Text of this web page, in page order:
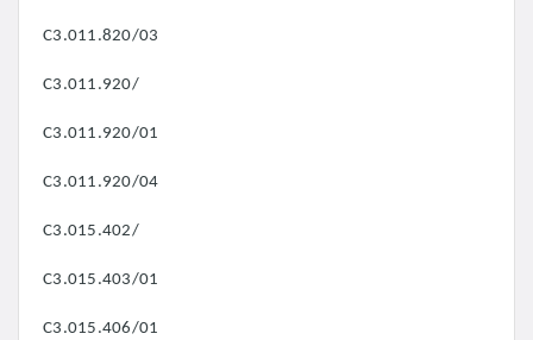
C3.011.820/03
C3.011.920/
C3.011.920/01
C3.011.920/04
C3.015.402/
C3.015.403/01
C3.015.406/01